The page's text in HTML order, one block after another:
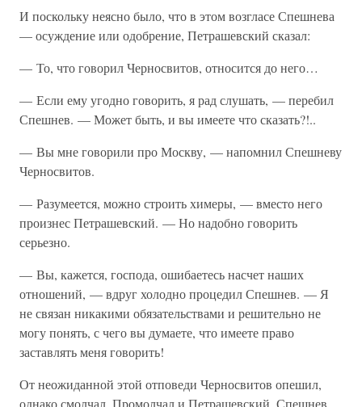
И поскольку неясно было, что в этом возгласе Спешнева
— осуждение или одобрение, Петрашевский сказал:
— То, что говорил Черносвитов, относится до него…
— Если ему угодно говорить, я рад слушать, — перебил
Спешнев. — Может быть, и вы имеете что сказать?!..
— Вы мне говорили про Москву, — напомнил Спешневу
Черносвитов.
— Разумеется, можно строить химеры, — вместо него
произнес Петрашевский. — Но надобно говорить
серьезно.
— Вы, кажется, господа, ошибаетесь насчет наших
отношений, — вдруг холодно процедил Спешнев. — Я
не связан никакими обязательствами и решительно не
могу понять, с чего вы думаете, что имеете право
заставлять меня говорить!
От неожиданной этой отповеди Черносвитов опешил,
однако смолчал. Промолчал и Петрашевский. Спешнев